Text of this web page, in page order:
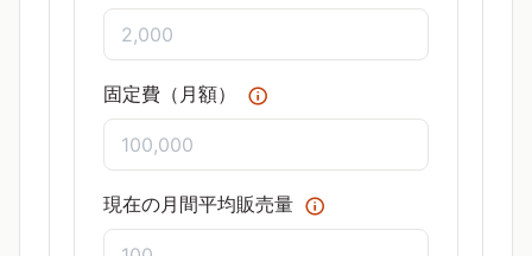
固定費（月額）
現在の月間平均販売量